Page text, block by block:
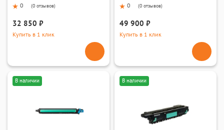
0 (0 отзывов)
32 850 ₽
Купить в 1 клик
0 (0 отзывов)
49 900 ₽
Купить в 1 клик
В наличии В наличии